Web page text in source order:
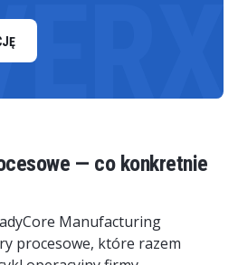
— co konkretnie
Manufacturing
procesowe, które razem